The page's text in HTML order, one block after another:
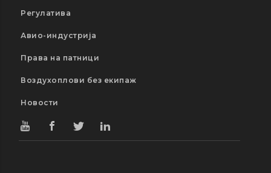
Регулатива
Авио-индустрија
Права на патници
Воздухоплови без екипаж
Новости